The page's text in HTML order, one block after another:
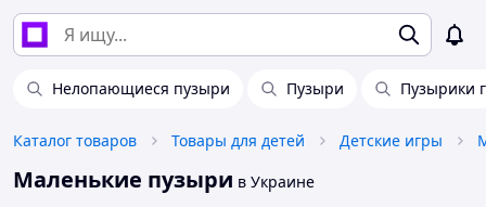
Нелопающиеся пузыри Пузыри Пузырики
Каталог товаров Товары для детей Детские игры
Маленькие пузыри в Украине